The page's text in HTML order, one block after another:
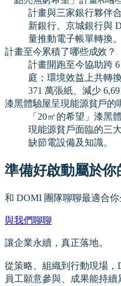
計畫與三家銀行夥伴
新銀行、京城銀行與
量推動電子帳單轉換。
計畫至今累積了哪些成效？
計畫開跑至今協助跨
庭；環境效益上共轉
371 萬張紙、減少
漆黑體驗屋呈現能源貧戶的
「20㎡的希望」漆黑
現能源貧戶面臨的三
缺節電設備及知識。
準備好啟動屬於你
和 DOMI 團隊聊聊最適合你
與我們聊聊
讓企業永續，真正落地。
從策略、組織到行動現場
員工願意參與、成果能持續